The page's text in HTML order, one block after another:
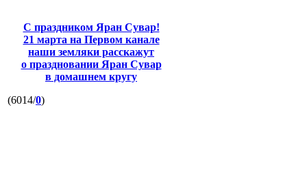
С праздником Яран Сувар!
21 марта на Первом канале
наши земляки расскажут
о праздновании Яран Сувар
в домашнем кругу
(6014/0)